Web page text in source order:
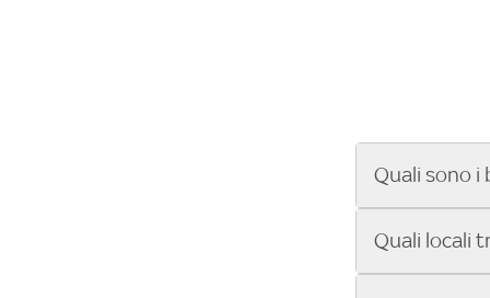
Quali sono i
Se cerchi un
ENILIVE, la
Quali locali